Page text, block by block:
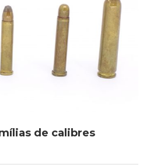
de calibres